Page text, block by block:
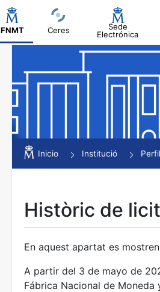
FNMT Ceres
Sede
Electrónica
Mostra/Amaga
Mostra/Amaga
Inicio Institució
Històric de
En aquest apartat es
A partir del 3 de mayo de
Fábrica Nacional de